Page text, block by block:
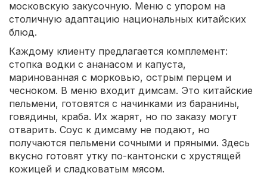
московскую закусочную. Меню с упором на
столичную адаптацию национальных китайских
блюд.
Каждому клиенту предлагается комплемент:
стопка водки с ананасом и капуста,
маринованная с морковью, острым перцем и
чесноком. В меню входит димсам. Это китайские
пельмени, готовятся с начинками из баранины,
говядины, краба. Их жарят, но по заказу могут
отварить. Соус к димсаму не подают, но
получаются пельмени сочными и пряными. Здесь
вкусно готовят утку по-кантонски с хрустящей
кожицей и сладковатым мясом.